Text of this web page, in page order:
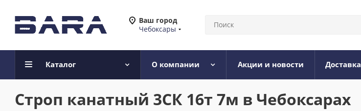
Ваш город
Чебоксары
Каталог О компании Акции и новости Доставка
Строп канатный 3СК 16т 7м в Чебоксарах